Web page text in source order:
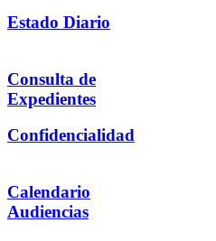
Estado Diario
Consulta de
Expedientes
Confidencialidad
Calendario
Audiencias